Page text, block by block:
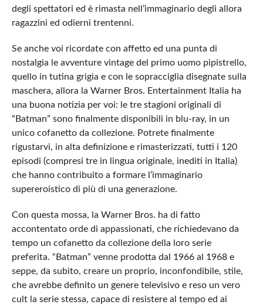
degli spettatori ed è rimasta nell’immaginario degli allora
ragazzini ed odierni trentenni.
Se anche voi ricordate con affetto ed una punta di
nostalgia le avventure vintage del primo uomo pipistrello,
quello in tutina grigia e con le sopracciglia disegnate sulla
maschera, allora la Warner Bros. Entertainment Italia ha
una buona notizia per voi: le tre stagioni originali di
“Batman” sono finalmente disponibili in blu-ray, in un
unico cofanetto da collezione. Potrete finalmente
rigustarvi, in alta definizione e rimasterizzati, tutti i 120
episodi (compresi tre in lingua originale, inediti in Italia)
che hanno contribuito a formare l’immaginario
supereroistico di più di una generazione.
Con questa mossa, la Warner Bros. ha di fatto
accontentato orde di appassionati, che richiedevano da
tempo un cofanetto da collezione della loro serie
preferita. “Batman” venne prodotta dal 1966 al 1968 e
seppe, da subito, creare un proprio, inconfondibile, stile,
che avrebbe definito un genere televisivo e reso un vero
cult la serie stessa, capace di resistere al tempo ed ai